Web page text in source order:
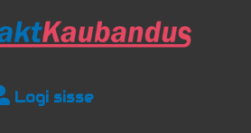
Logi sisse